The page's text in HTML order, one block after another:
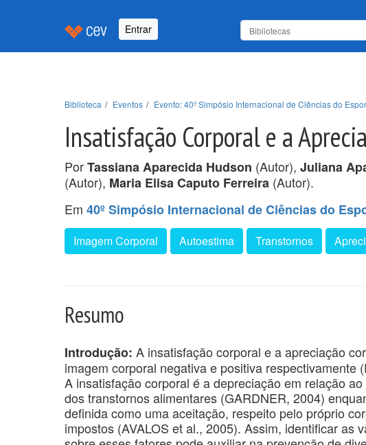
Entrar
Biblioteca Eventos Evento: 40º Simpósio Internacional de Ciências do
Insatisfação Corporal e a
PorTassiana Aparecida Hudson (Autor), Juliana
(Autor), Maria Elisa Caputo Ferreira (Autor).
Em 40º Simpósio Internacional de Ciências do
Imagem Corporal Autoestima Transtornos
Resumo
Introdução: A insatisfação corporal e a apreciação
imagem corporal negativa e positiva respectivamente
A insatisfação corporal é a depreciação em relação
dos transtornos alimentares (GARDNER, 2004)
definida como uma aceitação, respeito pelo próprio
impostos (AVALOS et al., 2005). Assim, identificar as